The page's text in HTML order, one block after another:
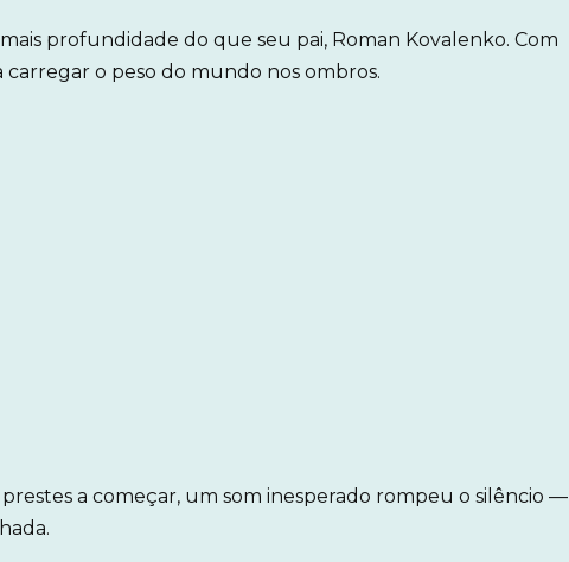
profundidade do que seu pai, Roman Kovalenko. Com
carregar o peso do mundo nos ombros.
a começar, um som inesperado rompeu o silêncio —